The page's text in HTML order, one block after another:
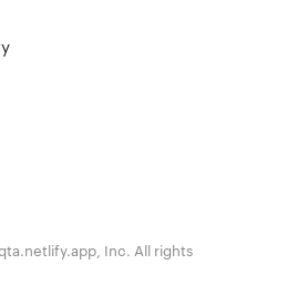
Inc. All rights